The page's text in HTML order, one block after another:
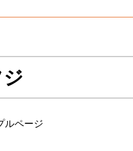
ルページ